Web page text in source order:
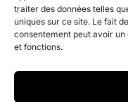
traiter des données telles
uniques sur ce site. Le fait
consentement peut avoir
et fonctions.
Stage
Custom
Fitness